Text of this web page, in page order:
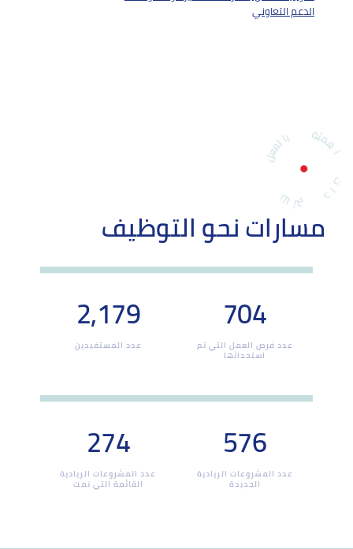
الدعم التعاوني
مسارات نحو التوظيف
704
عدد فرص العمل التي تم
استحداثها
2,179
عدد المستفيدين
576
عدد المشروعات الريادية
الجديدة
274
عدد المشروعات الريادية
القائمة التي نمت